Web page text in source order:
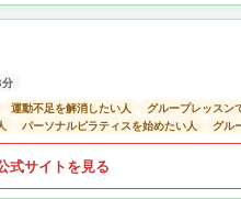
分
運動不足を解消したい人 グループレッスン
パーソナルピラティスを始めたい人 グル
式サイトを見る